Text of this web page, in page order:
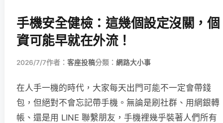
手機安全健檢：這幾個設定沒關，個
資可能早就在外流！
2026/7/7作者： 客座投稿分類： 網路大小事
在人手一機的時代，大家每天出門可能不一定會帶錢
包，但絕對不會忘記帶手機。無論是刷社群、用網銀轉
帳、還是用 LINE 聯繫朋友，手機裡幾乎裝著人們所有